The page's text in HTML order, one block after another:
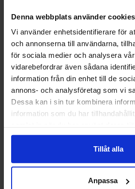
Denna webbplats använder cookies
Vi använder enhetsidentifierare för
och annonserna till användarna,
för sociala medier och analysera
vidarebefordrar även sådana
information från din enhet till de
annons- och analysföretag som vi
Dessa kan i sin tur kombinera
information som du har
Tillåt alla
Anpassa